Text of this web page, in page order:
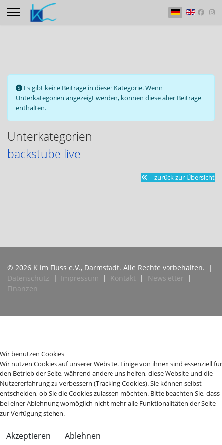
Sprache
Information
Es gibt keine Beiträge in dieser Kategorie. Wenn
Unterkategorien angezeigt werden, können diese aber Beiträge
enthalten.
Unterkategorien
backstube live
zurück zur Übersicht
© 2026 K im Fluss e.V., Darmstadt. Alle Rechte vorbehalten. |
Datenschutz | Impressum | Kontakt | Newsletter |
Finanzen
Wir benutzen Cookies
Wir nutzen Cookies auf unserer Website. Einige von ihnen sind essenziell für
den Betrieb der Seite, während andere uns helfen, diese Website und die
Nutzererfahrung zu verbessern (Tracking Cookies). Sie können selbst
entscheiden, ob Sie die Cookies zulassen möchten. Bitte beachten Sie, dass
bei einer Ablehnung womöglich nicht mehr alle Funktionalitäten der Seite
zur Verfügung stehen.
Akzeptieren Ablehnen